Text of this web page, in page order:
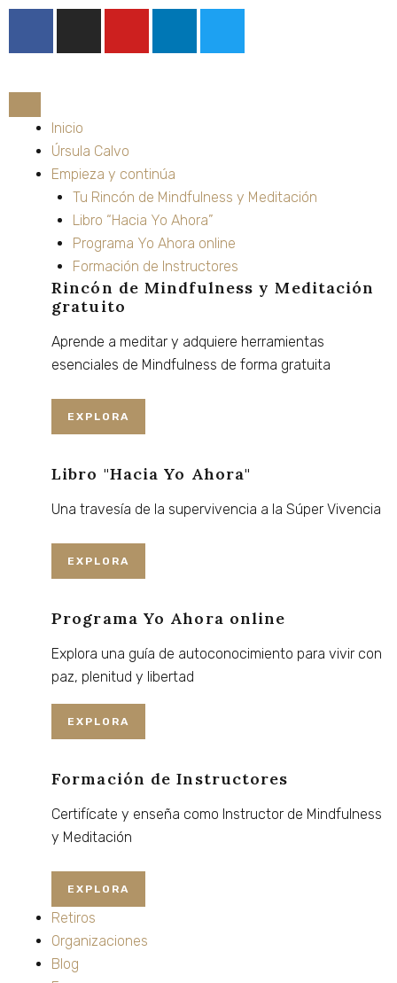
contenido
e
o
o
k
g
r
a
m
e
n
Inicio
Úrsula Calvo
Empieza y continúa
Tu Rincón de Mindfulness y Meditación
Libro “Hacia Yo Ahora”
Programa Yo Ahora online
Formación de Instructores
Rincón de Mindfulness y Meditación
gratuito
Aprende a meditar y adquiere herramientas
esenciales de Mindfulness de forma gratuita
EXPLORA
Libro "Hacia Yo Ahora"
Una travesía de la supervivencia a la Súper Vivencia
EXPLORA
Programa Yo Ahora online
Explora una guía de autoconocimiento para vivir con
paz, plenitud y libertad
EXPLORA
Formación de Instructores
Certifícate y enseña como Instructor de Mindfulness
y Meditación
EXPLORA
Retiros
Organizaciones
Blog